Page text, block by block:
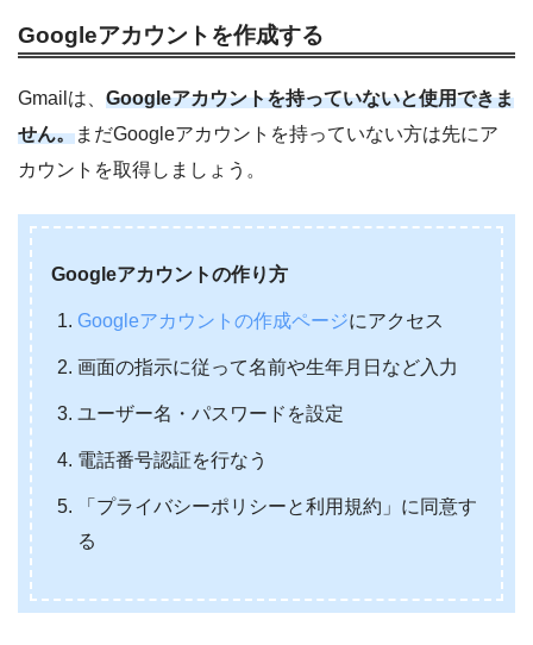
Googleアカウントを作成する
Gmailは、 Googleアカウントを持っていないと使用できま
せん。まだGoogleアカウントを持っていない方は先にア
カウントを取得しましょう。
Googleアカウントの作り方
Googleアカウントの作成ページにアクセス
画面の指示に従って名前や生年月日など入力
ユーザー名・パスワードを設定
電話番号認証を行なう
「プライバシーポリシーと利用規約」に同意す
る